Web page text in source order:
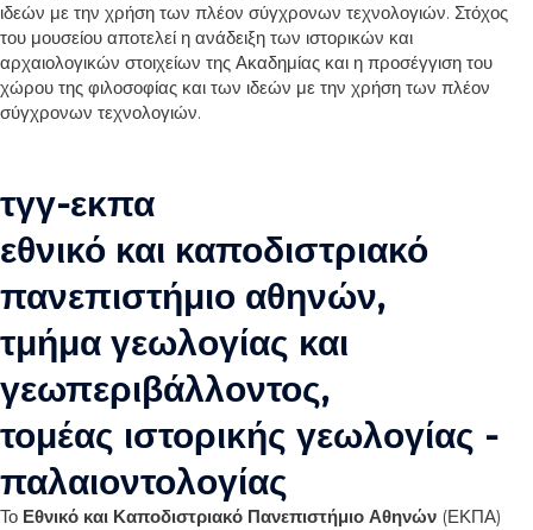
ιδεών με την χρήση των πλέον σύγχρονων τεχνολογιών. Στόχος
του μουσείου αποτελεί η ανάδειξη των ιστορικών και
αρχαιολογικών στοιχείων της Ακαδημίας και η προσέγγιση του
χώρου της φιλοσοφίας και των ιδεών με την χρήση των πλέον
σύγχρονων τεχνολογιών.
τγγ-εκπα
εθνικό και καποδιστριακό
πανεπιστήμιο αθηνών,
τμήμα γεωλογίας και
γεωπεριβάλλοντος,
τομέας ιστορικής γεωλογίας -
παλαιοντολογίας
Το Εθνικό και Καποδιστριακό Πανεπιστήμιο Αθηνών (ΕΚΠΑ)